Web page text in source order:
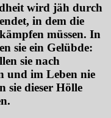
wird jäh durch
in dem die
müssen. In
sie ein Gelübde:
sie nach
und im Leben nie
sie dieser Hölle